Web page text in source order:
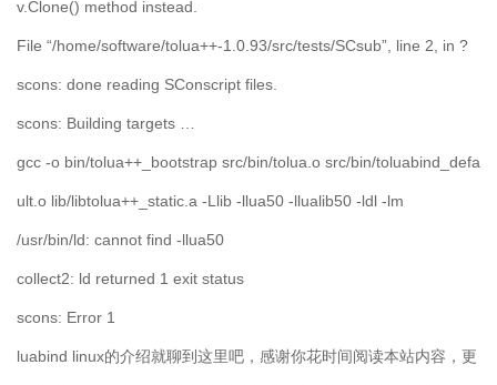
v.Clone() method instead.
File “/home/software/tolua++-1.0.93/src/tests/SCsub”, line 2, in ?
scons: done reading SConscript files.
scons: Building targets …
gcc -o bin/tolua++_bootstrap src/bin/tolua.o src/bin/toluabind_defa
ult.o lib/libtolua++_static.a -Llib -llua50 -llualib50 -ldl -lm
/usr/bin/ld: cannot find -llua50
collect2: ld returned 1 exit status
scons: Error 1
luabind linux的介绍就聊到这里吧，感谢你花时间阅读本站内容，更